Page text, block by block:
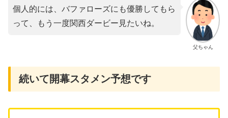
父ちゃん
個人的には、バファローズにも優勝してもら
って、もう一度関西ダービー見たいね。
続いて開幕スタメン予想です